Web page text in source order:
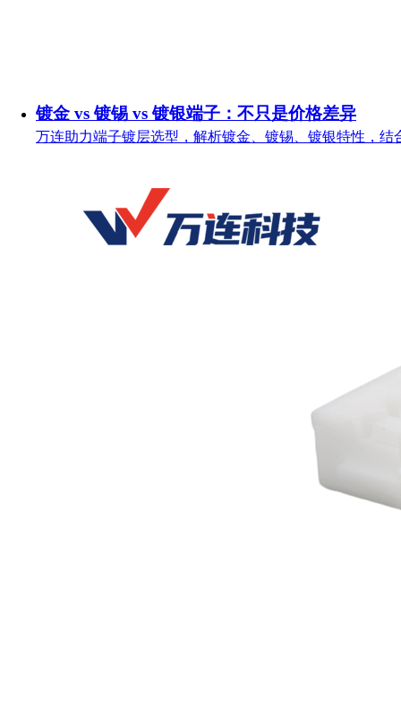
镀金 vs 镀锡 vs 镀银端子：不只是价格差异
万连助力端子镀层选型，解析镀金、镀锡、镀银特性，结